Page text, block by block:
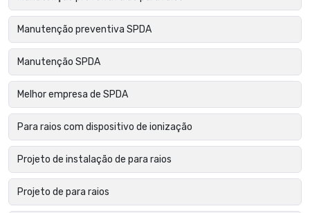
Manutenção preventiva SPDA
Manutenção SPDA
Melhor empresa de SPDA
Para raios com dispositivo de ionização
Projeto de instalação de para raios
Projeto de para raios